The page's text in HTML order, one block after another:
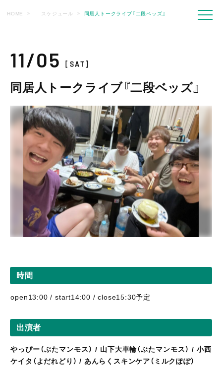
HOME スケジュール 同居人トークライブ『二段ベッズ』
11/05[SAT]
同居人トークライブ『二段ベッズ』
時間
open13:00 / start14:00 / close15:30予定
出演者
やっぴー（ぶたマンモス） / 山下大車輪（ぶたマンモス） / 小西
ケイタ（よだれどり） / あんらくスキンケア（ミルクぽぽ）